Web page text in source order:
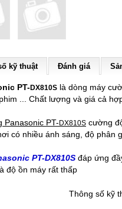
kỹ thuật Đánh giá
PT-DX810S là dòng máy
... Chất lượng và giá cả
Panasonic PT- DX810S cường
có nhiều ánh sáng, độ phân
PT-DX810S đáp ứng
độ ồn máy rất thấp
Thông số kỹ